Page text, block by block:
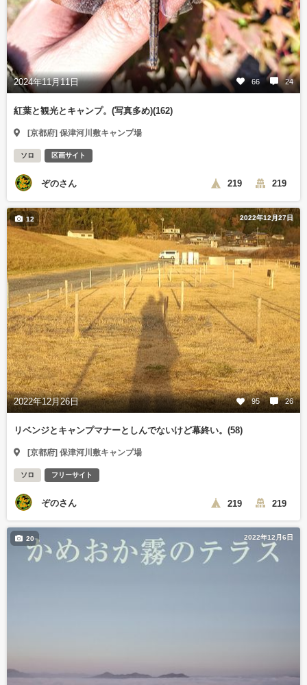
2024年11月11日 66 24
紅葉と観光とキャンプ。(写真多め)(162)
[京都府] 保津河川敷キャンプ場
ソロ 区画サイト
ぞのさん 219 219
2022年12月27日
2022年12月26日 95 26
12
リベンジとキャンプマナーとしんでないけど幕終い。(58)
[京都府] 保津河川敷キャンプ場
ソロ フリーサイト
ぞのさん 219 219
2022年12月6日
20